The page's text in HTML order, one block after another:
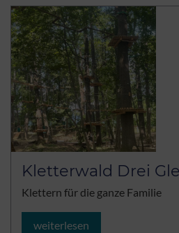
Kletterwald Drei
Klettern für die ganze Familie
weiterlesen